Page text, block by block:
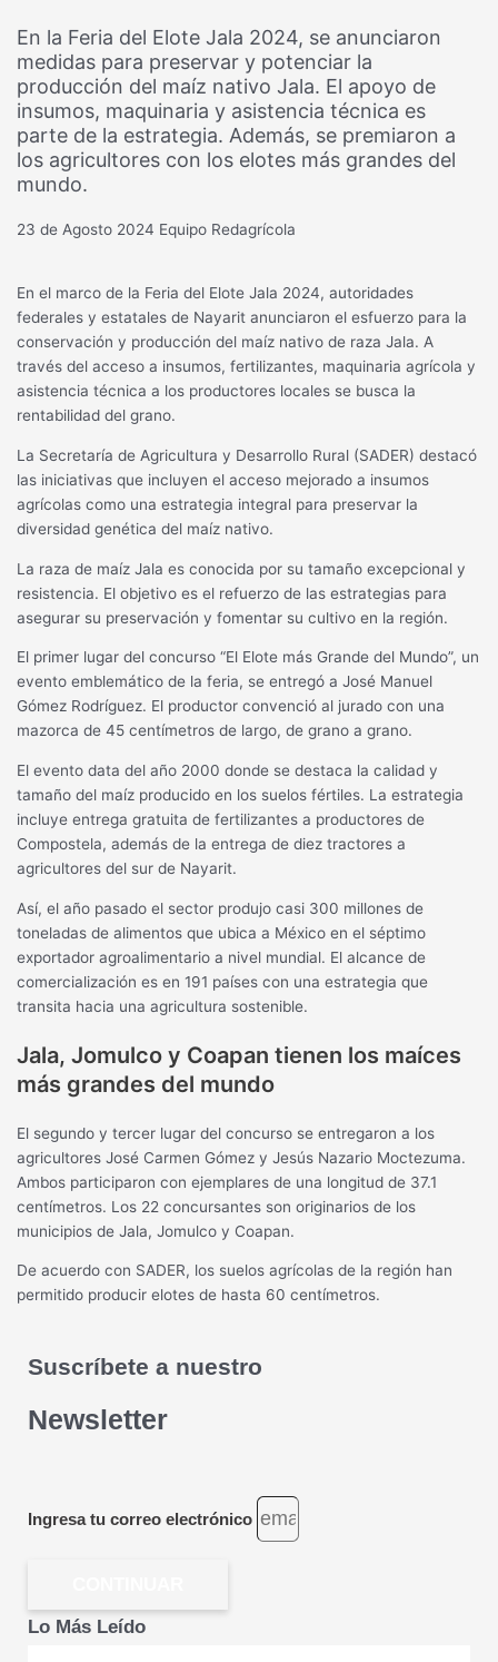
En la Feria del Elote Jala 2024, se anunciaron
medidas para preservar y potenciar la
producción del maíz nativo Jala. El apoyo de
insumos, maquinaria y asistencia técnica es
parte de la estrategia. Además, se premiaron a
los agricultores con los elotes más grandes del
mundo.
23 de Agosto 2024 Equipo Redagrícola
En el marco de la Feria del Elote Jala 2024, autoridades
federales y estatales de Nayarit anunciaron el esfuerzo para la
conservación y producción del maíz nativo de raza Jala. A
través del acceso a insumos, fertilizantes, maquinaria agrícola y
asistencia técnica a los productores locales se busca la
rentabilidad del grano.
La Secretaría de Agricultura y Desarrollo Rural (SADER) destacó
las iniciativas que incluyen el acceso mejorado a insumos
agrícolas como una estrategia integral para preservar la
diversidad genética del maíz nativo.
La raza de maíz Jala es conocida por su tamaño excepcional y
resistencia. El objetivo es el refuerzo de las estrategias para
asegurar su preservación y fomentar su cultivo en la región.
El primer lugar del concurso “El Elote más Grande del Mundo”, un
evento emblemático de la feria, se entregó a José Manuel
Gómez Rodríguez. El productor convenció al jurado con una
mazorca de 45 centímetros de largo, de grano a grano.
El evento data del año 2000 donde se destaca la calidad y
tamaño del maíz producido en los suelos fértiles. La estrategia
incluye entrega gratuita de fertilizantes a productores de
Compostela, además de la entrega de diez tractores a
agricultores del sur de Nayarit.
Así, el año pasado el sector produjo casi 300 millones de
toneladas de alimentos que ubica a México en el séptimo
exportador agroalimentario a nivel mundial. El alcance de
comercialización es en 191 países con una estrategia que
transita hacia una agricultura sostenible.
Jala, Jomulco y Coapan tienen los maíces
más grandes del mundo
El segundo y tercer lugar del concurso se entregaron a los
agricultores José Carmen Gómez y Jesús Nazario Moctezuma.
Ambos participaron con ejemplares de una longitud de 37.1
centímetros. Los 22 concursantes son originarios de los
municipios de Jala, Jomulco y Coapan.
De acuerdo con SADER, los suelos agrícolas de la región han
permitido producir elotes de hasta 60 centímetros.
Suscríbete a nuestro
Newsletter
Ingresa tu correo electrónico
Lo Más Leído